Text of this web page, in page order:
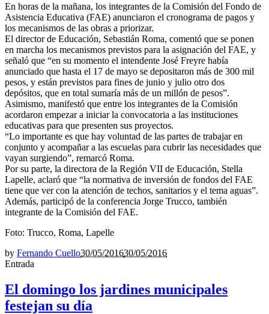
En horas de la mañana, los integrantes de la Comisión del Fondo de
Asistencia Educativa (FAE) anunciaron el cronograma de pagos y
los mecanismos de las obras a priorizar.
El director de Educación, Sebastián Roma, comentó que se ponen
en marcha los mecanismos previstos para la asignación del FAE, y
señaló que “en su momento el intendente José Freyre había
anunciado que hasta el 17 de mayo se depositaron más de 300 mil
pesos, y están previstos para fines de junio y julio otro dos
depósitos, que en total sumaría más de un millón de pesos”.
Asimismo, manifestó que entre los integrantes de la Comisión
acordaron empezar a iniciar la convocatoria a las instituciones
educativas para que presenten sus proyectos.
“Lo importante es que hay voluntad de las partes de trabajar en
conjunto y acompañar a las escuelas para cubrir las necesidades que
vayan surgiendo”, remarcó Roma.
Por su parte, la directora de la Región VII de Educación, Stella
Lapelle, aclaró que “la normativa de inversión de fondos del FAE
tiene que ver con la atención de techos, sanitarios y el tema aguas”.
Además, participó de la conferencia Jorge Trucco, también
integrante de la Comisión del FAE.
Foto: Trucco, Roma, Lapelle
by Fernando Cuello30/05/201630/05/2016
Entrada
El domingo los jardines municipales
festejan su día